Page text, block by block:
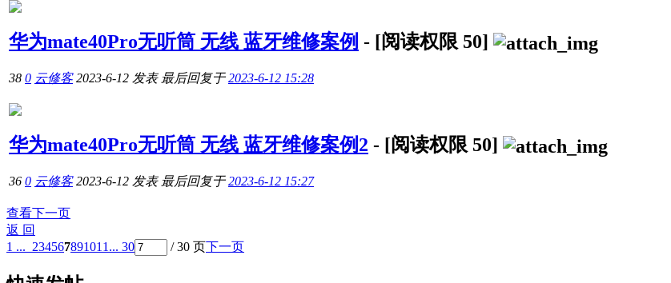
华为mate40Pro无听筒 无线 蓝牙维修案例 - [阅读权限 50]
38 0 云修客 2023-6-12 发表 最后回复于2023-6-12 15:28
华为mate40Pro无听筒 无线 蓝牙维修案例2 - [阅读权限 50]
36 0 云修客 2023-6-12 发表 最后回复于2023-6-12 15:27
查看下一页
返 回
1 ... 234567891011 ... 30 / 30 页下一页